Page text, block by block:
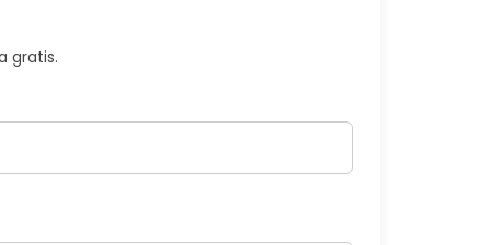
gratis.